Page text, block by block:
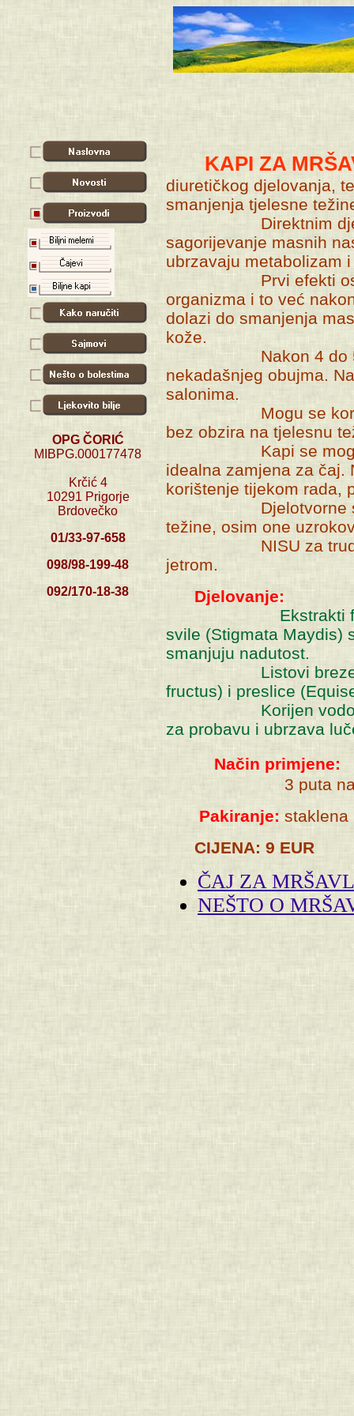
OPG ČORIĆ
MIBPG.000177478
Krčić 4
10291 Prigorje
Brdovečko
01/33-97-658
098/98-199-48
092/170-18-38
KAPI ZA
diuretičkog djelovanja,
smanjenja tjelesne
Direktnim
sagorijevanje masnih
ubrzavaju metabolizam
Prvi efekti osjete
organizma i to već
dolazi do smanjenja
kože.
Nakon 4 do 5
nekadašnjeg obujma.
salonima.
Mogu se koristiti i
bez obzira na tjelesnu
Kapi se mogu
idealna zamjena za čaj.
korištenje tijekom rada,
Djelotvorne su kod
težine, osim one
NISU za trudnice i
jetrom.
Djelovanje:
Ekstrakti
svile (Stigmata Maydis)
smanjuju nadutost.
Listovi breze
fructus) i preslice
Korijen vodopije
za probavu i ubrzava
Način primjene:
3 puta
Pakiranje: staklena
CIJENA: 9 EUR
ČAJ ZA
NEŠTO O